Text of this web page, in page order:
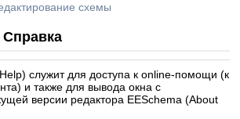
схемы
служит для доступа к online-помощи (к
и также для вывода окна с
версии редактора EESchema (About